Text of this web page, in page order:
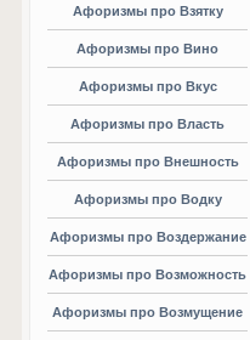
Афоризмы про Взятку
Афоризмы про Вино
Афоризмы про Вкус
Афоризмы про Власть
Афоризмы про Внешность
Афоризмы про Водку
Афоризмы про Воздержание
Афоризмы про Возможность
Афоризмы про Возмущение